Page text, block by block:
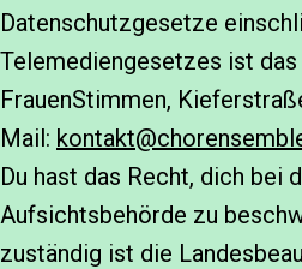
Datenschutzgesetze
Telemediengesetzes ist
FrauenStimmen,
Mail:
Du hast das Recht, dich bei
Aufsichtsbehörde zu
zuständig ist die